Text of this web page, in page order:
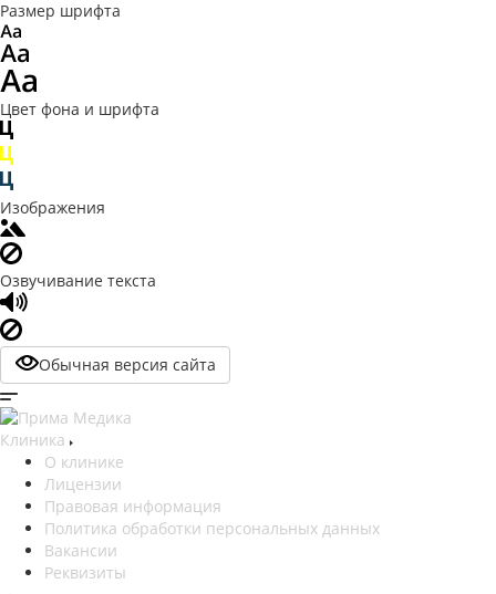
Размер шрифта
Цвет фона и шрифта
Изображения
Озвучивание текста
Обычная версия сайта
Клиника
О клинике
Лицензии
Правовая информация
Политика обработки персональных данных
Вакансии
Реквизиты